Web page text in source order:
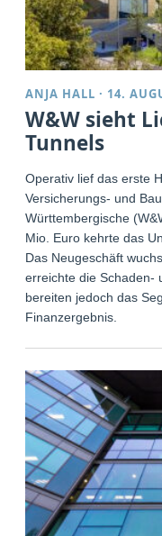
ANJA HALL · 14.
W&W sieht
Tunnels
Operativ lief das erste
Versicherungs- und
Württembergische
Mio. Euro kehrte das
Das Neugeschäft
erreichte die Schaden-
bereiten jedoch das
Finanzergebnis.